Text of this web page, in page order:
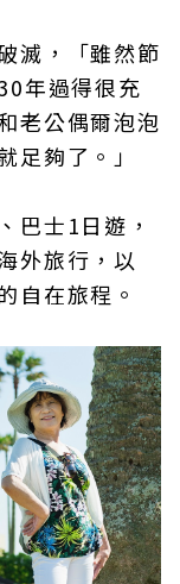
滅，「雖然節
年過得很充
老公偶爾泡泡
足夠了。」
巴士1日遊，
外旅行，以
自在旅程。